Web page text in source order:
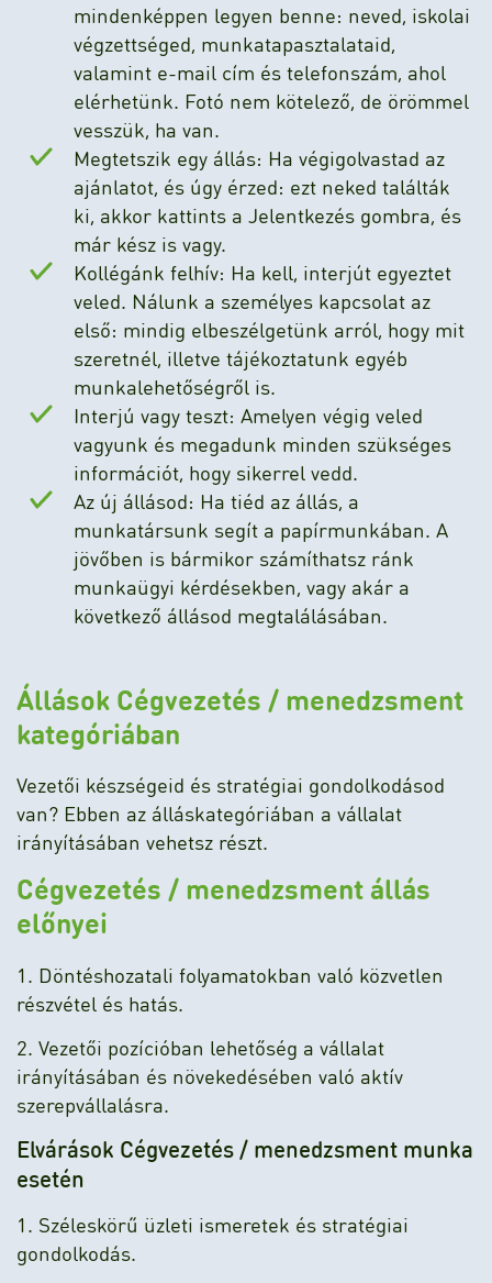
mindenképpen legyen benne: neved, iskolai
végzettséged, munkatapasztalataid,
valamint e-mail cím és telefonszám, ahol
elérhetünk. Fotó nem kötelező, de örömmel
vesszük, ha van.
Megtetszik egy állás: Ha végigolvastad az
ajánlatot, és úgy érzed: ezt neked találták
ki, akkor kattints a Jelentkezés gombra, és
már kész is vagy.
Kollégánk felhív: Ha kell, interjút egyeztet
veled. Nálunk a személyes kapcsolat az
első: mindig elbeszélgetünk arról, hogy mit
szeretnél, illetve tájékoztatunk egyéb
munkalehetőségről is.
Interjú vagy teszt: Amelyen végig veled
vagyunk és megadunk minden szükséges
információt, hogy sikerrel vedd.
Az új állásod: Ha tiéd az állás, a
munkatársunk segít a papírmunkában. A
jövőben is bármikor számíthatsz ránk
munkaügyi kérdésekben, vagy akár a
következő állásod megtalálásában.
Állások Cégvezetés / menedzsment
kategóriában
Vezetői készségeid és stratégiai gondolkodásod
van? Ebben az álláskategóriában a vállalat
irányításában vehetsz részt.
Cégvezetés / menedzsment állás
előnyei
1. Döntéshozatali folyamatokban való közvetlen
részvétel és hatás.
2. Vezetői pozícióban lehetőség a vállalat
irányításában és növekedésében való aktív
szerepvállalásra.
Elvárások Cégvezetés / menedzsment munka
esetén
1. Széleskörű üzleti ismeretek és stratégiai
gondolkodás.